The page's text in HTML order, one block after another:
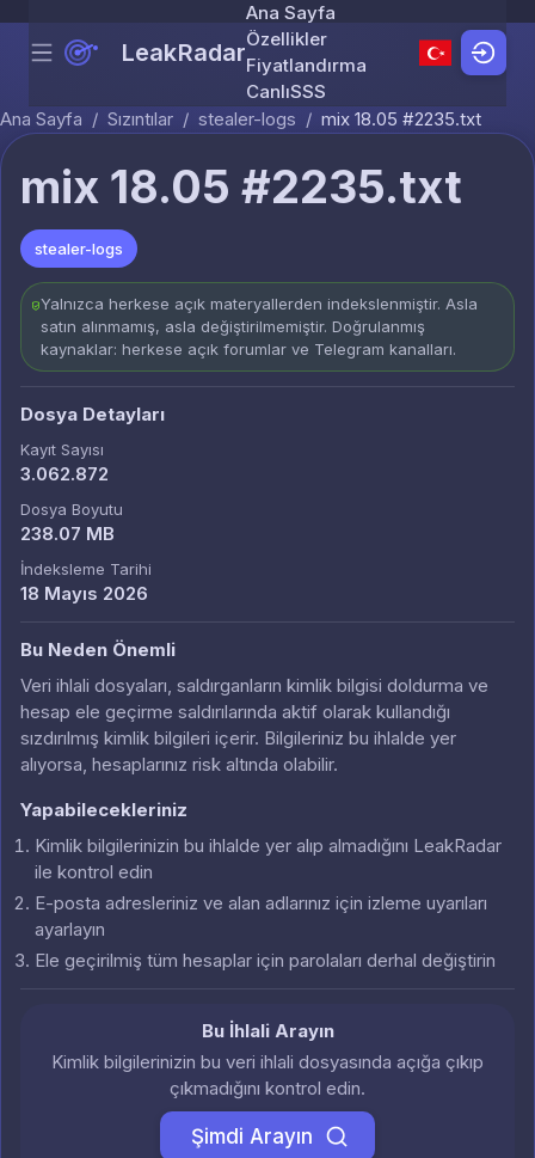
Skip to content
Menu LeakRadar
Ana Sayfa
Özellikler
Fiyatlandırma
CanlıSSS
Ana Sayfa / Sızıntılar / stealer-logs / mix 18.05 #2235.txt
mix 18.05 #2235.txt
stealer-logs
Yalnızca herkese açık materyallerden indekslenmiştir. Asla
satın alınmamış, asla değiştirilmemiştir. Doğrulanmış
kaynaklar: herkese açık forumlar ve Telegram kanalları.
Dosya Detayları
Kayıt Sayısı
3.062.872
Dosya Boyutu
238.07 MB
İndeksleme Tarihi
18 Mayıs 2026
Bu Neden Önemli
Veri ihlali dosyaları, saldırganların kimlik bilgisi doldurma ve
hesap ele geçirme saldırılarında aktif olarak kullandığı
sızdırılmış kimlik bilgileri içerir. Bilgileriniz bu ihlalde yer
alıyorsa, hesaplarınız risk altında olabilir.
Yapabilecekleriniz
Kimlik bilgilerinizin bu ihlalde yer alıp almadığını LeakRadar
ile kontrol edin
E-posta adresleriniz ve alan adlarınız için izleme uyarıları
ayarlayın
Ele geçirilmiş tüm hesaplar için parolaları derhal değiştirin
Bu İhlali Arayın
Kimlik bilgilerinizin bu veri ihlali dosyasında açığa çıkıp
çıkmadığını kontrol edin.
Şimdi Arayın